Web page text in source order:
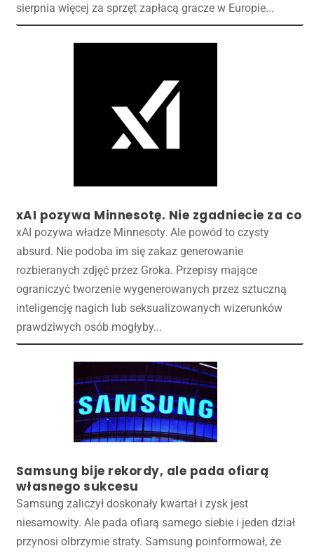
sierpnia więcej za sprzęt zapłacą gracze w Europie...
xAI pozywa Minnesotę. Nie zgadniecie za co
xAI pozywa władze Minnesoty. Ale powód to czysty
absurd. Nie podoba im się zakaz generowanie
rozbieranych zdjęć przez Groka. Przepisy mające
ograniczyć tworzenie wygenerowanych przez sztuczną
inteligencję nagich lub seksualizowanych wizerunków
prawdziwych osób mogłyby...
Samsung bije rekordy, ale pada ofiarą
własnego sukcesu
Samsung zaliczył doskonały kwartał i zysk jest
niesamowity. Ale pada ofiarą samego siebie i jeden dział
przynosi olbrzymie straty. Samsung poinformował, że